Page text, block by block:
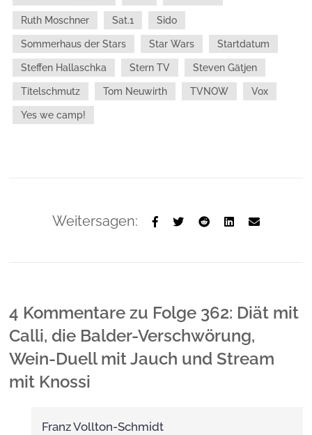
Ruth Moschner Sat.1 Sido
Sommerhaus der Stars Star Wars Startdatum
Steffen Hallaschka Stern TV Steven Gätjen
Titelschmutz Tom Neuwirth TVNOW Vox
Yes we camp!
Weitersagen:
4 Kommentare zu Folge 362: Diät mit
Calli, die Balder-Verschwörung,
Wein-Duell mit Jauch und Stream
mit Knossi
Franz Vollton-Schmidt